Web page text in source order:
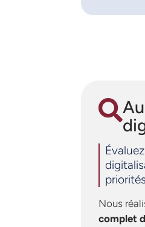
Nous
complet